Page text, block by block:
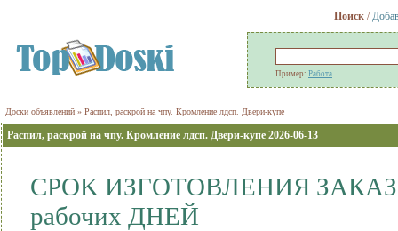
Поиск/
Пример: Работа
Доски объявлений » Распил, раскрой на чпу. Кромление лдсп. Двери-купе
Распил, раскрой на чпу. Кромление лдсп. Двери-купе 2026-06-13
CРОK ИЗГOТОBЛЕНИЯ
рабочих ДНEЙ